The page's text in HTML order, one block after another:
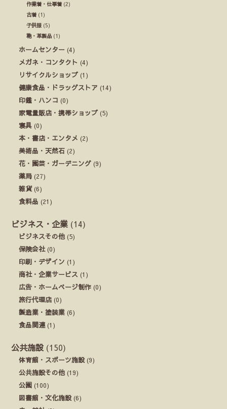
作業着・仕事着 (2)
古着 (1)
子供服 (5)
鞄・革製品 (1)
ホームセンター (4)
メガネ・コンタクト (4)
リサイクルショップ (1)
健康食品・ドラッグストア (14)
印鑑・ハンコ (0)
家電量販店・携帯ショップ (5)
寝具 (0)
本・書店・エンタメ (2)
美術品・天然石 (2)
花・園芸・ガーデニング (9)
薬局 (27)
雑貨(6)
食料品 (21)
ビジネス・企業 (14)
ビジネスその他 (5)
保険会社(0)
印刷・デザイン (1)
商社・企業サービス (1)
広告・ホームページ制作 (0)
旅行代理店 (0)
製造業・塗装業 (6)
食品関連 (1)
公共施設 (150)
体育館・スポーツ施設(9)
公共施設その他 (19)
公園 (100)
図書館・文化施設(6)